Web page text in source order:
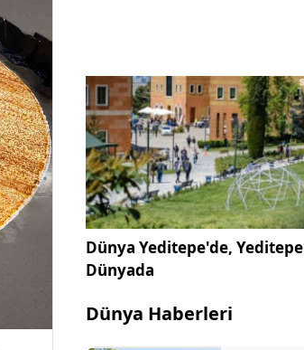
Dünya Yeditepe'de, Yeditepe
Dünyada
Dünya Haberleri